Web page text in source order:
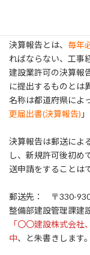
決算報告とは、 毎年
ればならない、工事
建設業許可の決算報
に提出するものとは
名称は都道府県によ
更届出書(決算報告)
決算報告は郵送によ
し、新規許可後初め
送申請をすることは
郵送先： 〒330-
整備部建設管理課建
「〇〇建設株式
中、と朱書きします。